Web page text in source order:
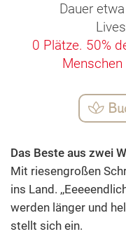
Dauer
0 Plätze. 50%
Menschen
Das Beste aus zwei
Mit riesengroßen
ins Land.
werden länger und
stellt sich ein.